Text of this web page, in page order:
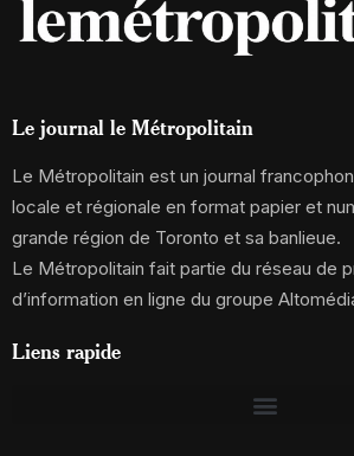
Le journal le Métropolitain
Le Métropolitain est un journal
locale et régionale en format papier et
grande région de Toronto et sa banlieue.
Le Métropolitain fait partie du réseau de
d’information en ligne du groupe
Liens rapide